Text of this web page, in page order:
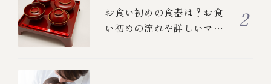
お食い初めの食器は？お食
い初めの流れや詳しいマナ